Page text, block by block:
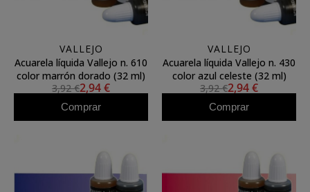
VALLEJO
Acuarela líquida Vallejo n. 610
color marrón dorado (32 ml)
3,92 €2,94 €
Comprar
VALLEJO
Acuarela líquida Vallejo n. 430
color azul celeste (32 ml)
3,92 €2,94 €
Comprar